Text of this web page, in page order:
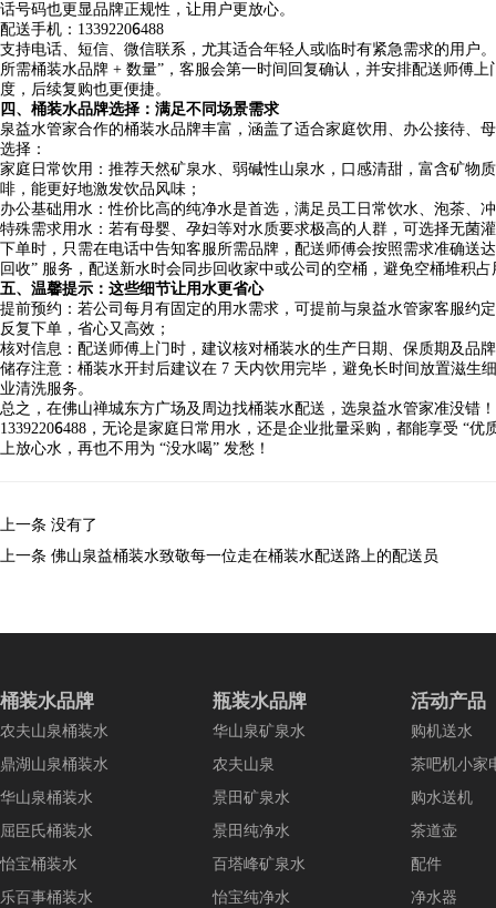
话号码也更显品牌正规性，让用户更放心。
配送手机：13392206488
支持电话、短信、微信联系，尤其适合年轻人或临时有紧急需求的用户
所需桶装水品牌 + 数量”，客服会第一时间回复确认，并安排配送师傅
度，后续复购也更便捷。
四、桶装水品牌选择：满足不同场景需求
泉益水管家合作的桶装水品牌丰富，涵盖了适合家庭饮用、办公接待、
选择：
家庭日常饮用：推荐天然矿泉水、弱碱性山泉水，口感清甜，富含矿物
啡，能更好地激发饮品风味；
办公基础用水：性价比高的纯净水是首选，满足员工日常饮水、泡茶、
特殊需求用水：若有母婴、孕妇等对水质要求极高的人群，可选择无菌
下单时，只需在电话中告知客服所需品牌，配送师傅会按照需求准确送
回收” 服务，配送新水时会同步回收家中或公司的空桶，避免空桶堆积
五、温馨提示：这些细节让用水更省心
提前预约：若公司每月有固定的用水需求，可提前与泉益水管家客服约
反复下单，省心又高效；
核对信息：配送师傅上门时，建议核对桶装水的生产日期、保质期及品
储存注意：桶装水开封后建议在 7 天内饮用完毕，避免长时间放置滋生
业清洗服务。
总之，在佛山禅城东方广场及周边找桶装水配送，选泉益水管家准没错
13392206488，无论是家庭日常用水，还是企业批量采购，都能享受 “
上放心水，再也不用为 “没水喝” 发愁！
上一条 没有了
上一条 佛山泉益桶装水致敬每一位走在桶装水配送路上的配送员
桶装水品牌
农夫山泉桶装水
鼎湖山泉桶装水
华山泉桶装水
屈臣氏桶装水
怡宝桶装水
乐百事桶装水
瓶装水品牌
华山泉矿泉水
农夫山泉
景田矿泉水
景田纯净水
百塔峰矿泉水
怡宝纯净水
活动产品
购机送水
茶吧机小家
购水送机
茶道壶
配件
净水器